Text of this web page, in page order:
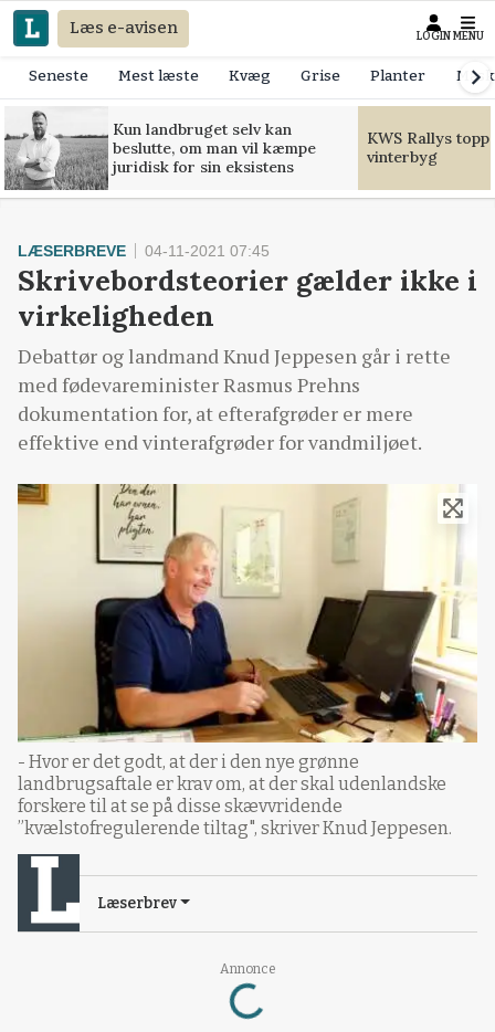
Læs e-avisen LOGIN MENU
Seneste Mest læste Kvæg Grise Planter
Kun landbruget selv kan
beslutte, om man vil kæmpe
juridisk for sin eksistens
KWS Rallys
vinterbyg
Annonce
Loading...
LÆSERBREVE 04-11-2021 07:45
Skrivebordsteorier gælder ikke i
virkeligheden
Debattør og landmand Knud Jeppesen går i rette
med fødevareminister Rasmus Prehns
dokumentation for, at efterafgrøder er mere
effektive end vinterafgrøder for vandmiljøet.
- Hvor er det godt, at der i den nye grønne
landbrugsaftale er krav om, at der skal udenlandske
forskere til at se på disse skævvridende
”kvælstofregulerende tiltag", skriver Knud Jeppesen.
Læserbrev